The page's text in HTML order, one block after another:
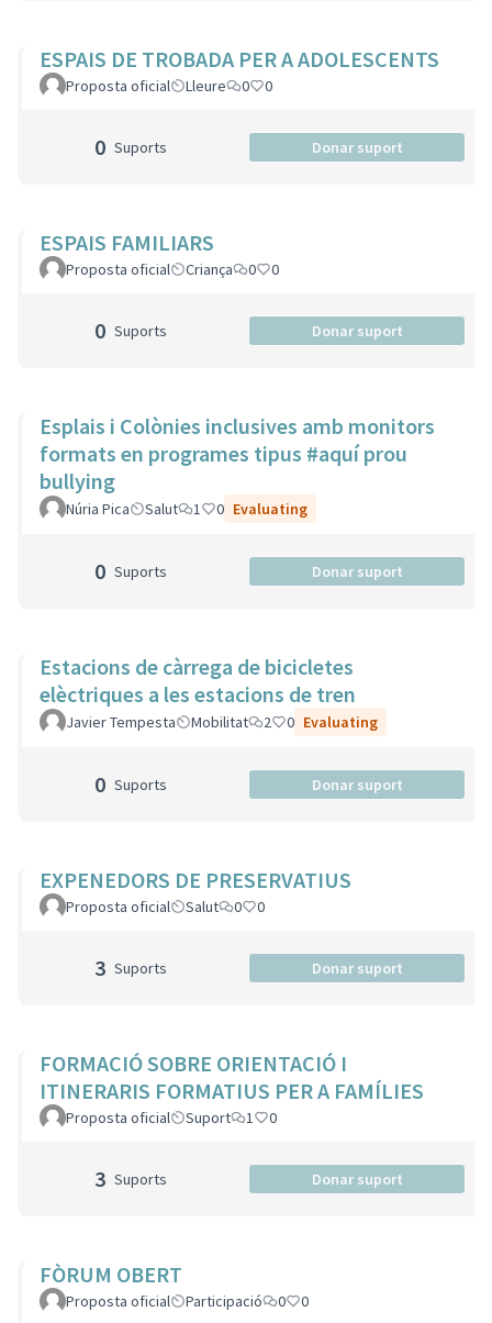
ESPAIS DE TROBADA PER A ADOLESCENTS
Proposta oficial Lleure 0 0
0 Suports Donar suport
ESPAIS FAMILIARS
Proposta oficial Criança 0 0
0 Suports Donar suport
Esplais i Colònies inclusives amb monitors
formats en programes tipus #aquí prou
bullying
Núria Pica Salut 1 0 Evaluating
0 Suports Donar suport
Estacions de càrrega de bicicletes
elèctriques a les estacions de tren
Javier Tempesta Mobilitat 2 0 Evaluating
0 Suports Donar suport
EXPENEDORS DE PRESERVATIUS
Proposta oficial Salut 0 0
3 Suports Donar suport
FORMACIÓ SOBRE ORIENTACIÓ I
ITINERARIS FORMATIUS PER A FAMÍLIES
Proposta oficial Suport 1 0
3 Suports Donar suport
FÒRUM OBERT
Proposta oficial Participació 0 0